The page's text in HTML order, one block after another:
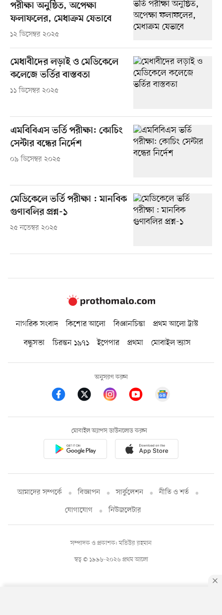
পরীক্ষা অনুষ্ঠিত, অপেক্ষা
ফলাফলের, মেধাক্রম যেভাবে
১২ ডিসেম্বর ২০২৫
মেধাবীদের লড়াই ও মেডিকেলে
কলেজে ভর্তির বাস্তবতা
১১ ডিসেম্বর ২০২৫
এমবিবিএস ভর্তি পরীক্ষা: কোচিং
সেন্টার বন্ধের নির্দেশ
০৯ ডিসেম্বর ২০২৫
মেডিকেলে ভর্তি পরীক্ষা : মানবিক
গুণাবলির প্রশ্ন-১
২৫ নভেম্বর ২০২৫
নাগরিক সংবাদ কিশোর আলো বিজ্ঞানচিন্তা
প্রথম আলো ট্রাস্ট
বন্ধুসভা
চিরন্তন ১৯৭১ ইপেপার প্রথমা মোবাইল ভ্যাস
অনুসরণ করুন
মোবাইল অ্যাপস ডাউনলোড করুন
আমাদের সম্পর্কে বিজ্ঞাপন সার্কুলেশন
নীতি ও শর্ত
যোগাযোগ
নিউজলেটার
স্বত্ব © ১৯৯৮-২০২৬ প্রথম আলো
সম্পাদক ও প্রকাশক: মতিউর রহমান